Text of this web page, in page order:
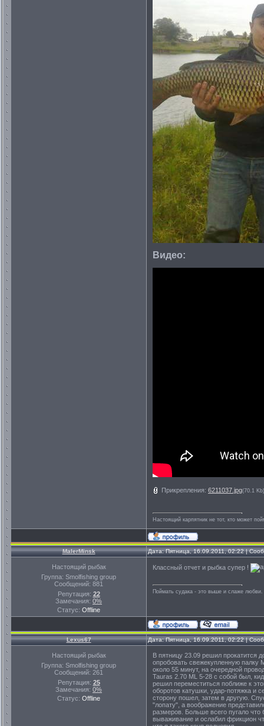
Видео:
Прикрепления: 6211037.jpg(70.1 Kb)
Настоящий карпятник не тот, кто может
MalerMinsk Дата: Пятница, 16.09.2011, 02:22 |
Настоящий рыбак
Группа: Smolfishing group
Сообщений: 881
Репутация: 22
Замечания: 0%
Статус: Offline
Классный отчет и рыбка супер !
Поймать судака - это выше и слаже
Lexus67 Дата: Пятница, 16.09.2011, 02:22 |
Настоящий рыбак
Группа: Smolfishing group
Сообщений: 261
Репутация: 25
Замечания: 0%
Статус: Offline
В пятницу 23.09 решил прокатится
опробовать свежекупленную палку
около 55 минут, на очередной
Tauras 2.70 ML 5-28 с собой был,
решил переместиться поближе к
оборотов катушки, удар-потяжка и
сторону пошел, затем в другую.
"лопату", а воображение
размеров. Больше всего пугало что
вываживание и ослабил фрикцион